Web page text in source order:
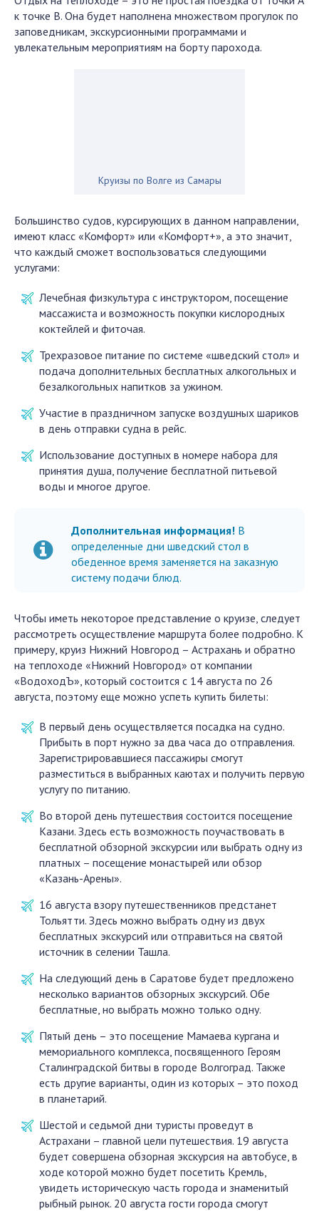
к точке В. Она будет наполнена множеством прогулок по
заповедникам, экскурсионными программами и
увлекательным мероприятиям на борту парохода.
Круизы по Волге из Самары
Большинство судов, курсирующих в данном направлении,
имеют класс «Комфорт» или «Комфорт+», а это значит,
что каждый сможет воспользоваться следующими
услугами:
Лечебная физкультура с инструктором, посещение
массажиста и возможность покупки кислородных
коктейлей и фиточая.
Трехразовое питание по системе «шведский стол» и
подача дополнительных бесплатных алкогольных и
безалкогольных напитков за ужином.
Участие в праздничном запуске воздушных шариков
в день отправки судна в рейс.
Использование доступных в номере набора для
принятия душа, получение бесплатной питьевой
воды и многое другое.
Дополнительная информация! В
определенные дни шведский стол в
обеденное время заменяется на заказную
систему подачи блюд.
Чтобы иметь некоторое представление о круизе, следует
рассмотреть осуществление маршрута более подробно. К
примеру, круиз Нижний Новгород – Астрахань и обратно
на теплоходе «Нижний Новгород» от компании
«ВодоходЪ», который состоится с 14 августа по 26
августа, поэтому еще можно успеть купить билеты:
В первый день осуществляется посадка на судно.
Прибыть в порт нужно за два часа до отправления.
Зарегистрировавшиеся пассажиры смогут
разместиться в выбранных каютах и получить первую
услугу по питанию.
Во второй день путешествия состоится посещение
Казани. Здесь есть возможность поучаствовать в
бесплатной обзорной экскурсии или выбрать одну из
платных – посещение монастырей или обзор
«Казань-Арены».
16 августа взору путешественников предстанет
Тольятти. Здесь можно выбрать одну из двух
бесплатных экскурсий или отправиться на святой
источник в селении Ташла.
На следующий день в Саратове будет предложено
несколько вариантов обзорных экскурсий. Обе
бесплатные, но выбрать можно только одну.
Пятый день – это посещение Мамаева кургана и
мемориального комплекса, посвященного Героям
Сталинградской битвы в городе Волгоград. Также
есть другие варианты, один из которых – это поход
в планетарий.
Шестой и седьмой дни туристы проведут в
Астрахани – главной цели путешествия. 19 августа
будет совершена обзорная экскурсия на автобусе, в
ходе которой можно будет посетить Кремль,
увидеть историческую часть города и знаменитый
рыбный рынок. 20 августа гости города смогут